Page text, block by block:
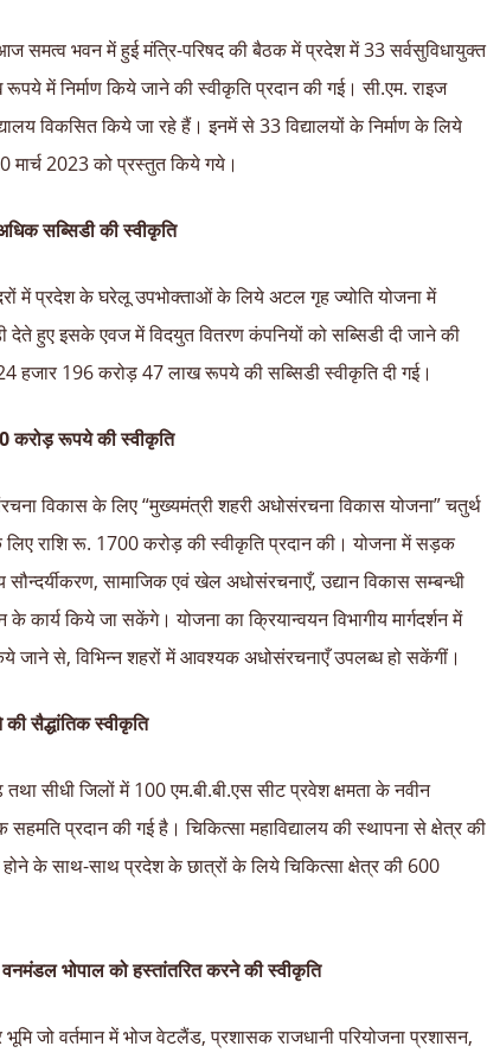
समत्व भवन में हुई मंत्रि-परिषद की बैठक में प्रदेश में 33 सर्वसुविधायुक्त
में निर्माण किये जाने की स्वीकृति प्रदान की गई। सी.एम. राइज
विकसित किये जा रहे हैं। इनमें से 33 विद्यालयों के निर्माण के लिये
मार्च 2023 को प्रस्तुत किये गये।
सब्सिडी की स्वीकृति
दरों में प्रदेश के घरेलू उपभोक्ताओं के लिये अटल गृह ज्योति योजना में
देते हुए इसके एवज में विदयुत वितरण कंपनियों को सब्सिडी दी जाने की
हजार 196 करोड़ 47 लाख रूपये की सब्सिडी स्वीकृति दी गई।
करोड़ रूपये की स्वीकृति
विकास के लिए “मुख्यमंत्री शहरी अधोसंरचना विकास योजना” चतुर्थ
लिए राशि रू. 1700 करोड़ की स्वीकृति प्रदान की। योजना में सड़क
सौन्दर्यीकरण, सामाजिक एवं खेल अधोसंरचनाएँ, उद्यान विकास सम्बन्धी
कार्य किये जा सकेंगे। योजना का क्रियान्वयन विभागीय मार्गदर्शन में
जाने से, विभिन्न शहरों में आवश्यक अधोसंरचनाएँ उपलब्ध हो सकेंगीं।
की सैद्धांतिक स्वीकृति
तथा सीधी जिलों में 100 एम.बी.बी.एस सीट प्रवेश क्षमता के नवीन
सहमति प्रदान की गई है। चिकित्सा महाविद्यालय की स्थापना से क्षेत्र की
के साथ-साथ प्रदेश के छात्रों के लिये चिकित्सा क्षेत्र की 600
भोपाल को हस्तांतरित करने की स्वीकृति
जो वर्तमान में भोज वेटलैंड, प्रशासक राजधानी परियोजना प्रशासन,